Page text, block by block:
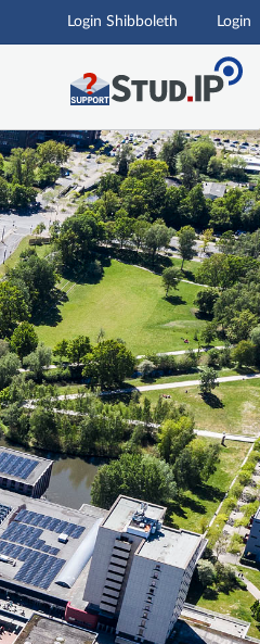
Login Shibboleth Login